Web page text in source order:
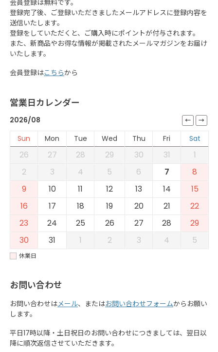
会員登録は無料です。
登録完了後、ご登録いただきましたメールアドレスに登録内容を
送信いたします。
登録をしていただくと、ご購入時にポイントが付与されます。
また、新商品やお得な情報が掲載されたメールマガジンをお届け
いたします。
会員登録はこちらから
営業日カレンダー
2026/08
Sun
Mon Tue Wed Thu Fri Sat
26 27 28 29 30 31
1
2
3 4 5 6 7
8
9
10 11 12 13 14
15
16
17 18 19 20 21
22
23
24 25 26 27 28
29
30
31 1 2 3 4 5
休業日
お問い合わせ
お問い合わせはメール、またはお問い合わせフォームからお願い
します。
平日17時以降・土日祝日のお問い合わせにつきましては、翌日以
降に順次返信させていただきます。